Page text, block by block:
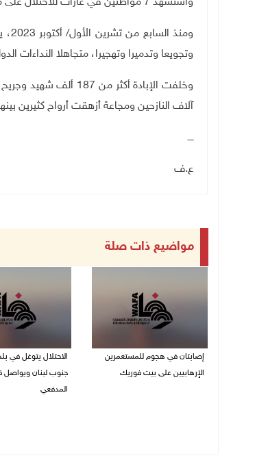
ومنذ السابع من تشرين الأول/
وتجويعا وتدميرا وتهجيرا، متجاهلا النداءات
آلاف النازحين ومجاعة أزهقت أرواح كثيرين
ــــ
ع.ف
مواضيع ذات صلة
إصابتان في هجوم للمستعمرين
الإرهابيين على بيت فوريك
الاحتلال يتوغل في
جنوب لبنان
المدفعي